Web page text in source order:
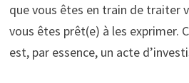
que vous êtes en train de traiter
vous êtes prêt(e) à les exprimer.
est, par essence, un acte